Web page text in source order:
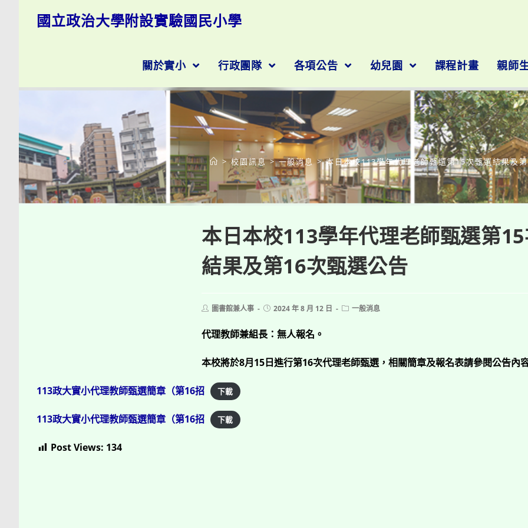
國立政治大學附設實驗國民小學
關於實小 行政團隊 各項公告 幼兒園 課程計畫 親師
部落格
> 校園訊息 > 一般消息 > 本日本校113學年代理老師甄選第15次甄選結果及
本日本校113學年代理老師甄選第
結果及第16次甄選公告
Post圖書館兼人事
Post2024 年 8 月 12 日
Post一般消息
代理教師兼組長：無人報名。
本校將於8月15日進行第16次代理老師甄選，相關簡章及報名表請參閱公告內
113政大實小代理教師甄選簡章（第16招 下載
113政大實小代理教師甄選簡章（第16招 下載
Post Views: 134